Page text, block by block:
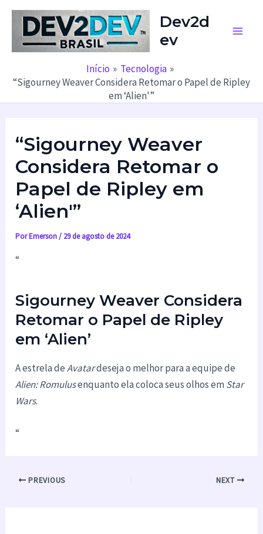
Dev2d
ev
Início
Tecnologia
“Sigourney Weaver Considera Retomar o Papel de Ripley
em ‘Alien'”
“Sigourney Weaver
Considera Retomar o
Papel de Ripley em
‘Alien'”
PorEmerson/ 29 de agosto de 2024
“
Sigourney Weaver Considera
Retomar o Papel de Ripley
em ‘Alien’
A estrela deAvatardeseja o melhor para a equipe de
Alien: Romulusenquanto ela coloca seus olhos emStar
Wars.
“
PREVIOUS NEXT